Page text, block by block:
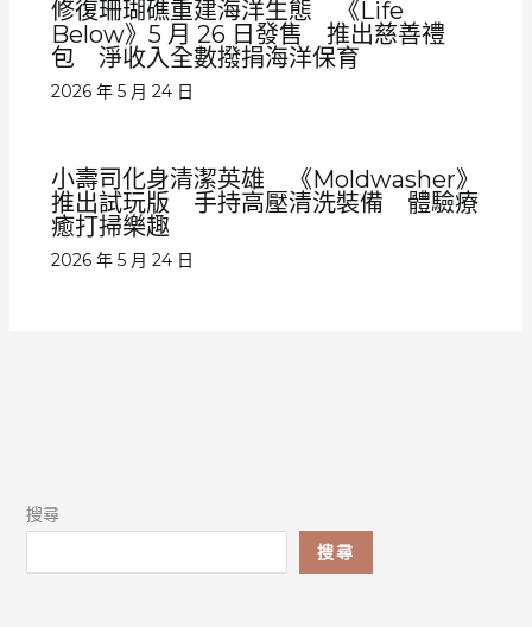
修復珊瑚礁重建海洋生態 《Life
Below》5 月 26 日發售 推出慈善禮
包 淨收入全數撥捐海洋保育
2026 年 5 月 24 日
小壽司化身清潔英雄 《Moldwasher》
推出試玩版 手持高壓清洗裝備 體驗療
癒打掃樂趣
2026 年 5 月 24 日
搜尋
搜尋